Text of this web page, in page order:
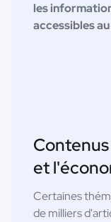
les
accessibles
et
Certaines
de milliers